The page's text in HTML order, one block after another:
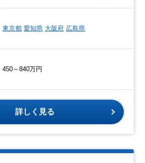
東京都 愛知県 大阪府 広島県
450～840万円
詳しく見る